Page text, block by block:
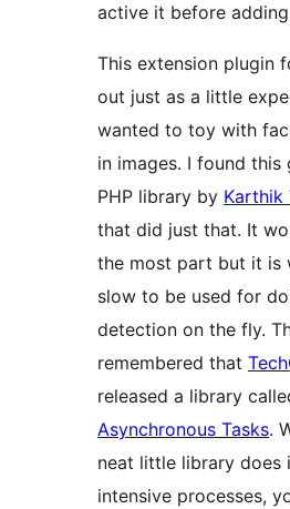
active it before
This extension plugin
out just as a little
wanted to toy with
in images. I found
PHP library by Karthik
that did just that. It
the most part but it is
slow to be used for
detection on the fly.
remembered that
released a library
Asynchronous Tasks.
neat little library does
intensive processes,